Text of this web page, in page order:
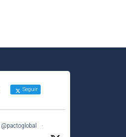
Seguir
@pactoglobal
·